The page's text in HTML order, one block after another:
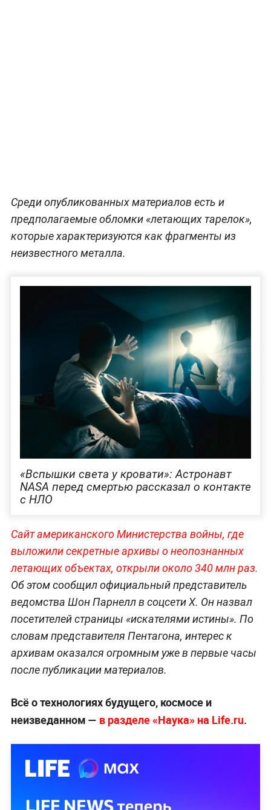
Среди опубликованных материалов есть и
предполагаемые обломки «летающих тарелок»,
которые характеризуются как фрагменты из
неизвестного металла.
«Вспышки света у кровати»: Астронавт
NASA перед смертью рассказал о контакте
с НЛО
Сайт американского Министерства войны, где
выложили секретные архивы о неопознанных
летающих объектах, открыли около 340 млн раз.
Об этом сообщил официальный представитель
ведомства Шон Парнелл в соцсети X. Он назвал
посетителей страницы «искателями истины». По
словам представителя Пентагона, интерес к
архивам оказался огромным уже в первые часы
после публикации материалов.
Всё о технологиях будущего, космосе и
неизведанном — в разделе «Наука» на Life.ru.